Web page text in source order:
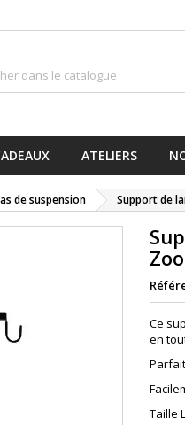
ATELIERS
de suspension Support de
Ce
en
Taille